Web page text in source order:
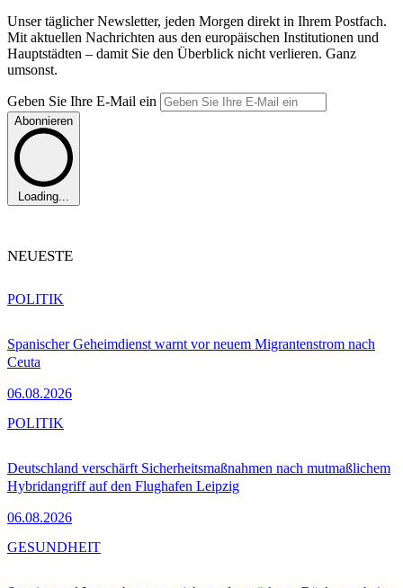
Unser täglicher Newsletter, jeden Morgen direkt in Ihrem Postfach.
Mit aktuellen Nachrichten aus den europäischen Institutionen und
Hauptstädten – damit Sie den Überblick nicht verlieren. Ganz
umsonst.
Geben Sie Ihre E-Mail ein
Abonnieren
Loading...
NEUESTE
Spanischer Geheimdienst warnt vor neuem Migrantenstrom nach
Ceuta
06.08.2026
POLITIK
Deutschland verschärft Sicherheitsmaßnahmen nach mutmaßlichem
Hybridangriff auf den Flughafen Leipzig
06.08.2026
POLITIK
GESUNDHEIT